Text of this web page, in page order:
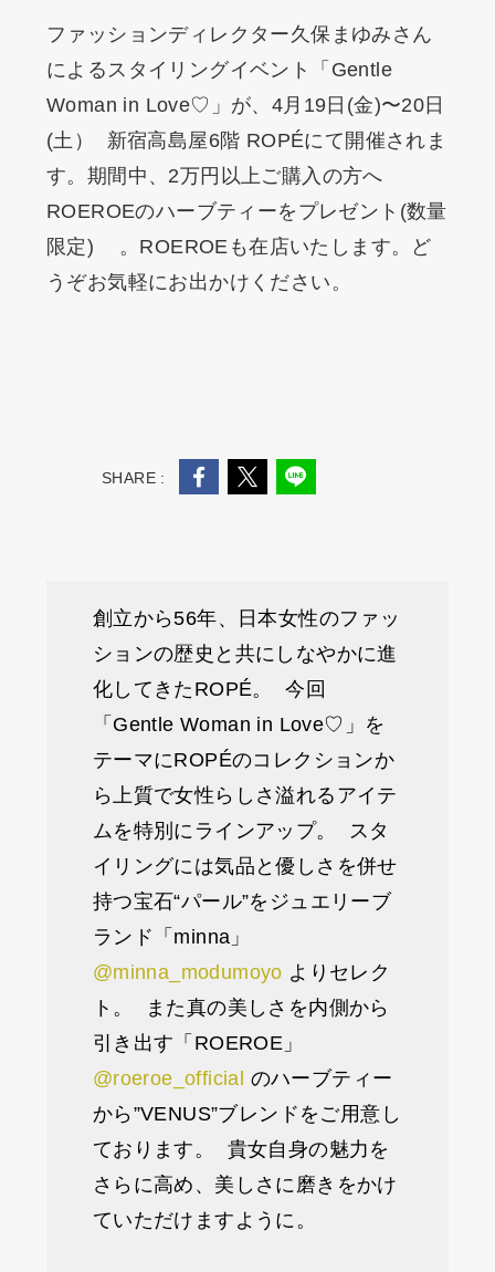
ファッションディレクター久保まゆみさん
によるスタイリングイベント「Gentle
Woman in Love♡」が、4月19日(金)〜20日
(土） 新宿高島屋6階 ROPÉにて開催されま
す。期間中、2万円以上ご購入の方へ
ROEROEのハーブティーをプレゼント(数量
限定) 。ROEROEも在店いたします。ど
うぞお気軽にお出かけください。
SHARE :
創立から56年、日本女性のファッ
ションの歴史と共にしなやかに進
化してきたROPÉ。 今回
「Gentle Woman in Love♡」を
テーマにROPÉのコレクションか
ら上質で女性らしさ溢れるアイテ
ムを特別にラインアップ。 スタ
イリングには気品と優しさを併せ
持つ宝石“パール”をジュエリーブ
ランド「minna」
@minna_modumoyo よりセレク
ト。 また真の美しさを内側から
引き出す「ROEROE」
@roeroe_official のハーブティー
から”VENUS”ブレンドをご用意し
ております。 貴女自身の魅力を
さらに高め、美しさに磨きをかけ
ていただけますように。